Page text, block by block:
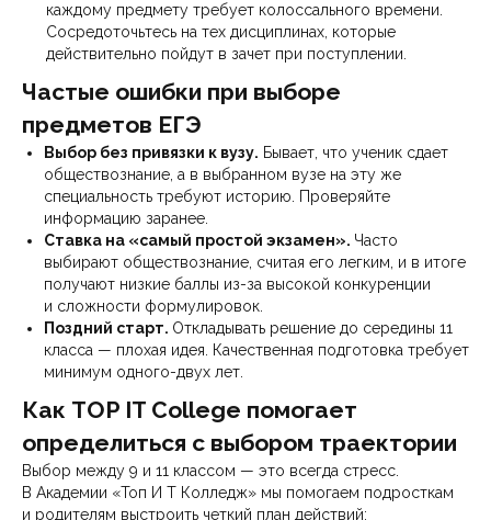
каждому предмету требует колоссального времени.
Сосредоточьтесь на тех дисциплинах, которые
действительно пойдут в зачет при поступлении.
Частые ошибки при выборе
предметов ЕГЭ
Выбор без привязки к вузу. Бывает, что ученик сдает
обществознание, а в выбранном вузе на эту же
специальность требуют историю. Проверяйте
информацию заранее.
Ставка на «самый простой экзамен». Часто
выбирают обществознание, считая его легким, и в итоге
получают низкие баллы из-за высокой конкуренции
и сложности формулировок.
Поздний старт. Откладывать решение до середины 11
класса — плохая идея. Качественная подготовка требует
минимум одного-двух лет.
Как TOP IT College помогает
определиться с выбором траектории
Выбор между 9 и 11 классом — это всегда стресс.
В Академии «Топ И Т Колледж» мы помогаем подросткам
и родителям выстроить четкий план действий: